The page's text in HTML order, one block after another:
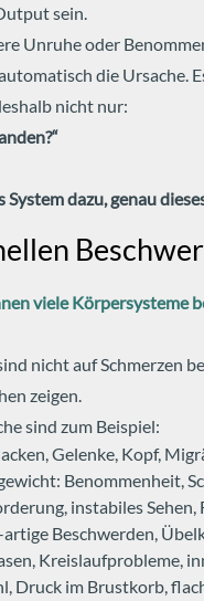
sein.
Unruhe oder
die Ursache.
nicht nur:
dazu, genau
viele Körpersysteme
nicht auf Schmerzen
zeigen.
sind zum Beispiel:
Gelenke, Kopf,
Benommenheit,
instabiles Sehen,
Beschwerden,
Kreislaufprobleme,
Druck im Brustkorb,